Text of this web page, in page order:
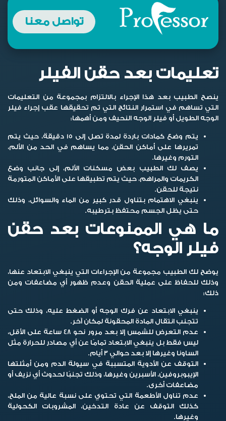
تواصل معنا
تعليمات بعد حقن الفيلر
ينصح الطبيب بعد هذا الإجراء بالالتزام بمجموعة من التعليمات
التي تساهم في استمرار النتائج التي تم تحقيقها عقب إجراء فيلر
الوجه الطويل أو فيلر الوجه النحيف ومن أهمها:
يتم وضع كمادات باردة لمدة تصل إلى 15 دقيقة، حيث يتم
تمريرها على أماكن الحقن، مما يساهم في الحد من الألم،
التورم وغيرها.
يصف لك الطبيب بعض مسكنات الألم، إلى جانب وضع
الكريمات والمراهم، حيث يتم تطبيقها على الأماكن المتورمة
نتيجة للحقن.
ينبغي الاهتمام بتناول قدر كبير من الماء والسوائل، وذلك
حتى يظل الجسم محتفظ بترطيبه.
ما هي الممنوعات بعد حقن
فيلر الوجه؟
يوضح لك الطبيب مجموعة من الإجراءات التي ينبغي الابتعاد عنها،
وذلك للحفاظ على عملية الحقن وعدم ظهور أي مضاعفات ومن
ذلك:
ينبغي الابتعاد عن فرك الوجه أو الضغط عليه، وذلك حتى
تتجنب انتقال المادة المحقونة لمكان آخر.
عدم التعرض للشمس إلا بعد مرور نحو 48 ساعة على الأقل،
ليس فقط بل ينبغي الابتعاد تمامًا عن أي مصادر للحرارة مثل
الساونا وغيرها إلا بعد حوالي 3 أيام.
التوقف عن الأدوية المتسببة في سيولة الدم ومن أمثلتها
الإيبوبروفين، الأسبرين وغيرها، وذلك تجنبًا لحدوث أي نزيف أو
مضاعفات أخرى.
عدم تناول الأطعمة التي تحتوي على نسبة عالية من الملح،
كذلك التوقف عن عادة التدخين، المشروبات الكحولية
وغيرها.